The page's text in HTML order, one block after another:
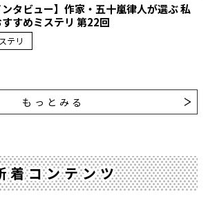
ンタビュー】作家・五十嵐律人が選ぶ 私
すめミステリ 第22回
テリ
もっとみる
着コンテンツ